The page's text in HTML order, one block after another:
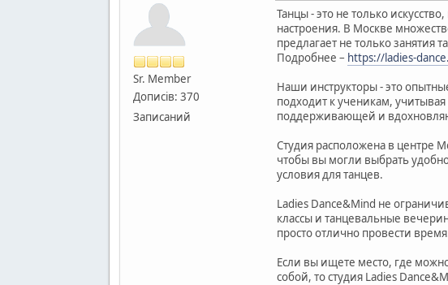
Sr. Member
Дописів: 370
Записаний
Танцы - это не только
настроения. В Москве
предлагает не только
Подробнее – https://ladies-
Наши инструкторы - это
подходит к ученикам,
поддерживающей и
Студия расположена в центре
чтобы вы могли выбрать
условия для танцев.
Ladies Dance&Mind не
классы и танцевальные
просто отлично провести
Если вы ищете место, где
собой, то студия Ladies